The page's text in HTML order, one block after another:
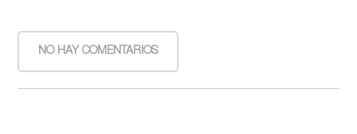
NO HAY COMENTARIOS